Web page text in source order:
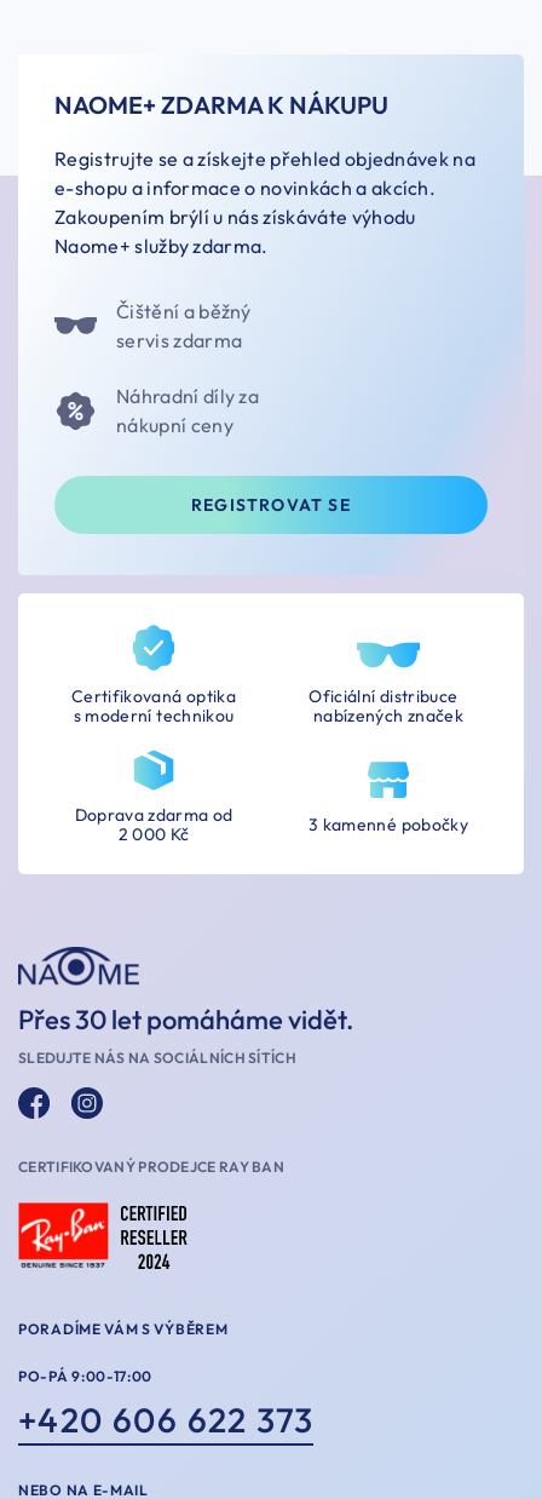
NAOME+ ZDARMA K NÁKUPU
Registrujte se a získejte přehled objednávek na
e-shopu a informace o novinkách a akcích.
Zakoupením brýlí u nás získáváte výhodu
Naome+ služby zdarma.
Čištění a běžný
servis zdarma
Náhradní díly za
nákupní ceny
REGISTROVAT SE
Certifikovaná optika
s moderní technikou
Oficiální distribuce
nabízených značek
3 kamenné pobočky
Doprava zdarma od
2 000 Kč
Přes 30 let pomáháme vidět.
SLEDUJTE NÁS NA SOCIÁLNÍCH SÍTÍCH
CERTIFIKOVANÝ PRODEJCE RAY BAN
PORADÍME VÁM S VÝBĚREM
PO-PÁ 9:00-17:00
+420 606 622 373
NEBO NA E-MAIL